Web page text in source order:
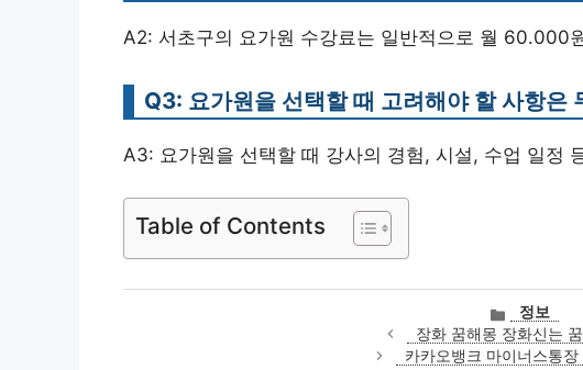
A2: 서초구의 요가원 수강료는 일반적으로 월 60.000
Q3: 요가원을 선택할 때 고려해야 할 사항은
A3: 요가원을 선택할 때 강사의 경험, 시설, 수업 일정
Table of Contents
카
테
고
정보
장화 꿈해몽 장화신는
카카오뱅크 마이너스통장